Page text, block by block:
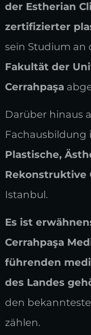
der Estherian
zertifizierter
sein Studium an
Fakultät der
Cerrahpaşa
Darüber hinaus
Fachausbildung
Plastische,
Rekonstruktive
Istanbul.
Es ist
Cerrahpaşa
führenden
des Landes
den
zählen.